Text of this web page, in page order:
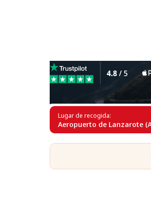
Lugar de recogida:
Aeropuerto de Lanzarote